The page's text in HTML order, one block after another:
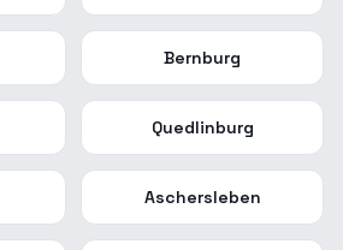
Bernburg
Quedlinburg
Aschersleben